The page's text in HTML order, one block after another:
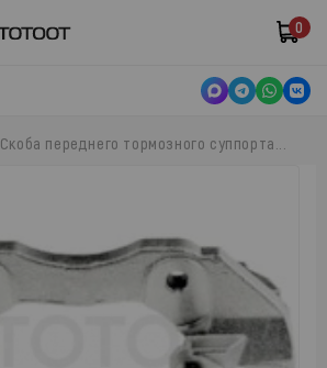
0
Скоба переднего тормозного суппорта...